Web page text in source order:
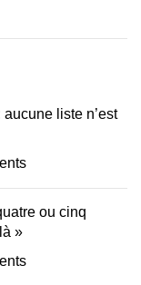
liste n’est
ou cinq
»